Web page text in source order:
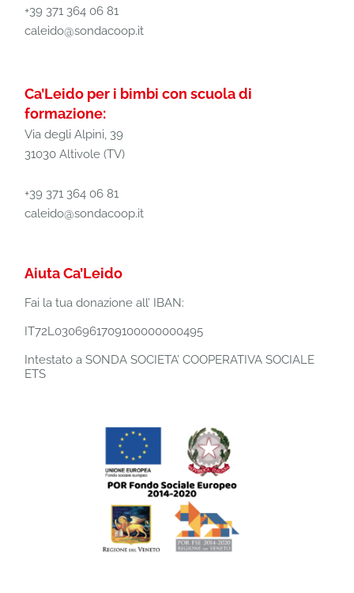
+39 371 364 06 81
caleido@sondacoop.it
Ca’Leido per i bimbi con scuola di
formazione:
Via degli Alpini, 39
31030 Altivole (TV)
+39 371 364 06 81
caleido@sondacoop.it
Aiuta Ca’Leido
Fai la tua donazione all’ IBAN:
IT72L0306961709100000000495
Intestato a SONDA SOCIETA’ COOPERATIVA SOCIALE
ETS